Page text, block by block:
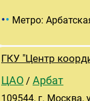
•• Метро:
ГКУ "Центр
ЦАО / Арбат
109544, г. Москва,